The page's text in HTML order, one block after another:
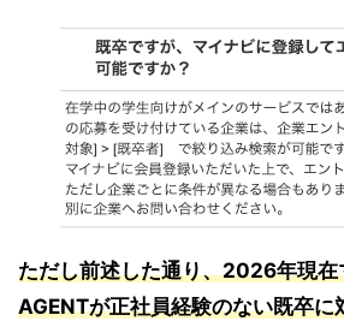
ただし前述した通り、2026年現在
AGENTが正社員経験のない既卒に